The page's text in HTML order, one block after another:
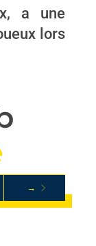
a une
lors
→